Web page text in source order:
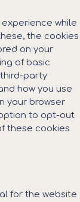
while
the cookies
on your
of basic
party
how you use
your browser
to opt-out
these cookies
for the website